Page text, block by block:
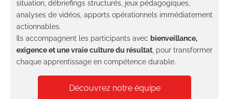
situation, débriefings structurés, jeux pédagogiques,
analyses de vidéos, apports opérationnels immédiatement
actionnables.
Ils accompagnent les participants avec bienveillance,
exigence et une vraie culture du résultat, pour transformer
chaque apprentissage en compétence durable.
Découvrez notre équipe